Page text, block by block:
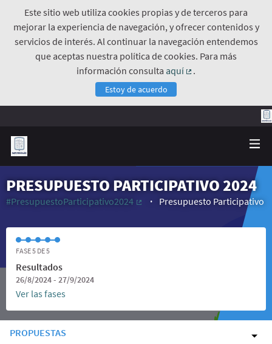
Este sitio web utiliza cookies propias y de terceros para
mejorar la experiencia de navegación, y ofrecer contenidos y
servicios de interés. Al continuar la navegación entendemos
que aceptas nuestra política de cookies. Para más
información consulta aquí
.
Estoy de acuerdo
PRESUPUESTO PARTICIPATIVO 2024
#PresupuestoParticipativo2024
Presupuesto Participativo
FASE 5 DE 5
Resultados
26/8/2024 - 27/9/2024
Ver las fases
PROPUESTAS